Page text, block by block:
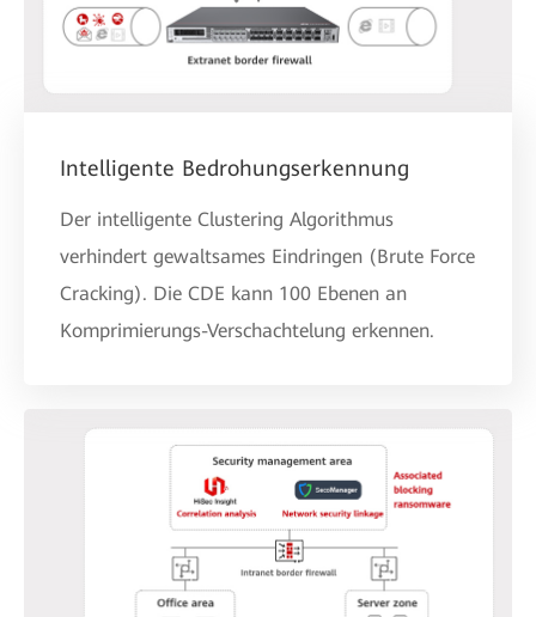
Intelligente Bedrohungserkennung
Der intelligente Clustering Algorithmus
verhindert gewaltsames Eindringen (Brute Force
Cracking). Die CDE kann 100 Ebenen an
Komprimierungs-Verschachtelung erkennen.